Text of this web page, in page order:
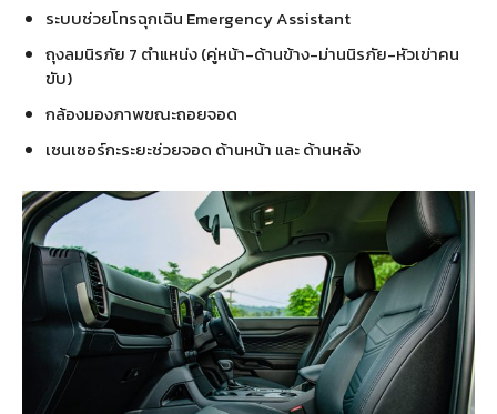
ระบบช่วยโทรฉุกเฉิน Emergency Assistant
ถุงลมนิรภัย 7 ตำแหน่ง (คู่หน้า-ด้านข้าง-ม่านนิรภัย-หัวเข่าคน
ขับ)
กล้องมองภาพขณะถอยจอด
เซนเซอร์กะระยะช่วยจอด ด้านหน้า และ ด้านหลัง